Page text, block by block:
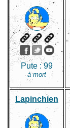
Pute :99
à mort
Lapinchien